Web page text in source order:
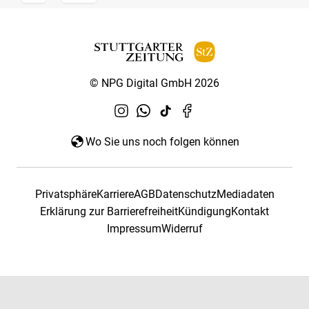
© NPG Digital GmbH 2026
Wo Sie uns noch folgen können
PrivatsphäreKarriereAGBDatenschutzMediadaten
Erklärung zur BarrierefreiheitKündigungKontakt
ImpressumWiderruf